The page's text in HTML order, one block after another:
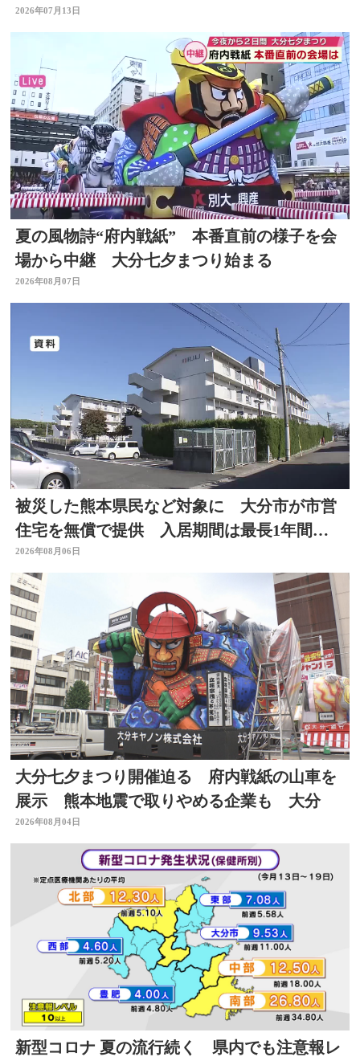
害者と面識なし 大分
2026年07月13日
夏の風物詩“府内戦紙” 本番直前の様子を会
場から中継 大分七夕まつり始まる
2026年08月07日
被災した熊本県民など対象に 大分市が市営
住宅を無償で提供 入居期間は最長1年間
【令和8年熊本地震】
2026年08月06日
大分七夕まつり開催迫る 府内戦紙の山車を
展示 熊本地震で取りやめる企業も 大分
2026年08月04日
新型コロナ 夏の流行続く 県内でも注意報レ